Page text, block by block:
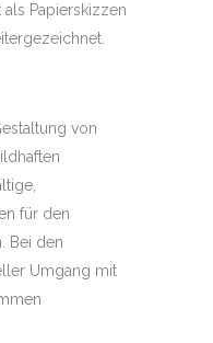
Papierskizzen
von
für den
Bei den
Umgang mit